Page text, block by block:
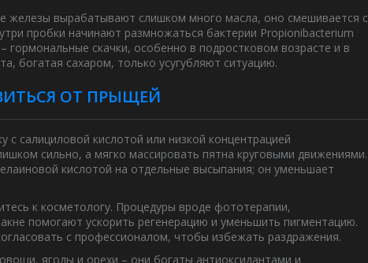
железы вырабатывают слишком много масла, оно смешивается с
пробки начинают размножаться бактерии Propionibacterium
гормональные скачки, особенно в подростковом возрасте и в
богатая сахаром, только усугубляют ситуацию.
ОТ ПРЫЩЕЙ
с салициловой кислотой или низкой концентрацией
сильно, а мягко массировать пятна круговыми движениями.
кислотой на отдельные высыпания; он уменьшает
к косметологу. Процедуры вроде фототерапии,
помогают ускорить регенерацию и уменьшить пигментацию.
с профессионалом, чтобы избежать раздражения.
ягоды и орехи – они богаты антиоксидантами и